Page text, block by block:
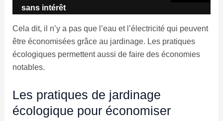
sans intérêt
Cela dit, il n’y a pas que l’eau et l’électricité qui peuvent
être économisées grâce au jardinage. Les pratiques
écologiques permettent aussi de faire des économies
notables.
Les pratiques de jardinage
écologique pour économiser